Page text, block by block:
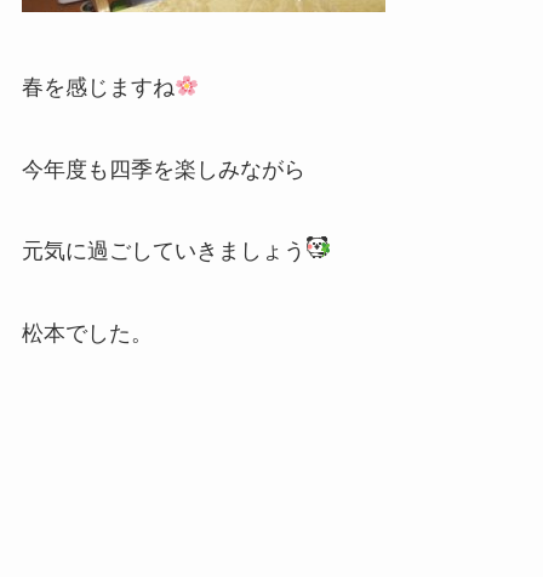
春を感じますね
今年度も四季を楽しみながら
元気に過ごしていきましょう
松本でした。